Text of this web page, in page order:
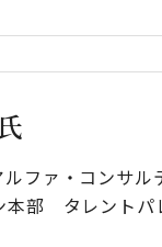
ファ・コンサ
本部 タレント